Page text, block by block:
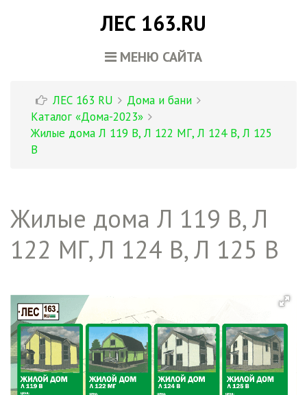
ЛЕС 163.RU
МЕНЮ САЙТА
ЛЕС 163 RU
Дома и бани
Каталог «Дома-2023»
Жилые дома Л 119 В, Л 122 МГ, Л 124 В, Л 125
В
Жилые дома Л 119 В, Л
122 МГ, Л 124 В, Л 125 В